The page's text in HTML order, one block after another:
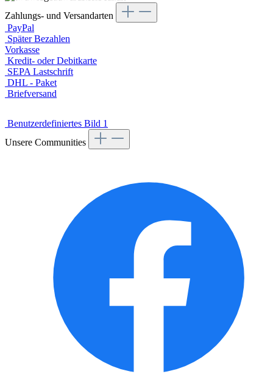
Zahlungs- und Versandarten
PayPal
Später Bezahlen
Vorkasse
Kredit- oder Debitkarte
SEPA Lastschrift
DHL - Paket
Briefversand
Benutzerdefiniertes Bild 1
Unsere Communities